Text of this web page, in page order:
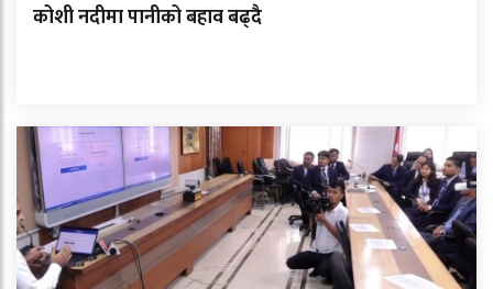
कोशी नदीमा पानीको बहाव बढ्दै